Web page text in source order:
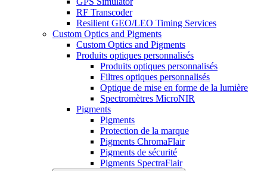
RF Transcoder
Resilient GEO/LEO Timing Services
Custom Optics and Pigments
Custom Optics and Pigments
Produits optiques personnalisés
Produits optiques personnalisés
Filtres optiques personnalisés
Optique de mise en forme de la lumière
Spectromètres MicroNIR
Pigments
Pigments
Protection de la marque
Pigments ChromaFlair
Pigments de sécurité
Pigments SpectraFlair